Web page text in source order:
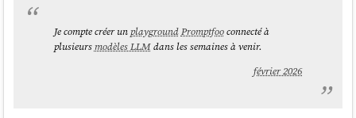
Je compte créer unplaygroundPromptfooconnecté à
plusieursmodèles LLMdans les semaines à venir.
février 2026